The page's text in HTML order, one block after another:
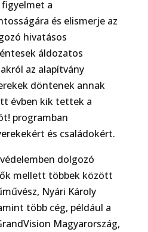
a
és elismerje az
hivatásos
áldozatos
az alapítvány
döntenek annak
évben kik tettek a
programban
és családokért.
dolgozó
mellett többek között
Nyári Károly
több cég, például a
Magyarország,